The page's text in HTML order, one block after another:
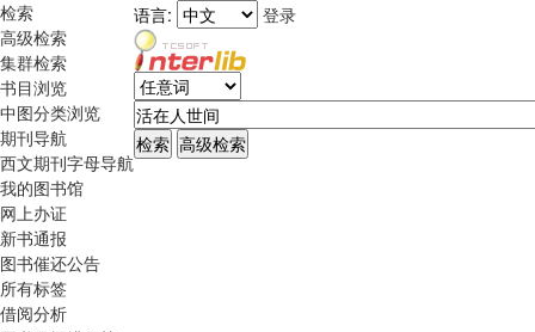
检索
高级检索
集群检索
书目浏览
中图分类浏览
期刊导航
西文期刊字母导航
我的图书馆
网上办证
新书通报
图书催还公告
所有标签
借阅分析
语言: 登录